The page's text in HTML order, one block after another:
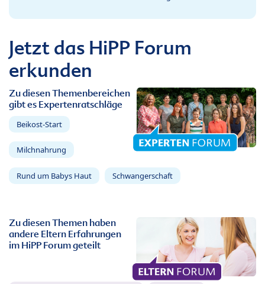
Jetzt das HiPP Forum
erkunden
Zu diesen Themenbereichen
gibt es Expertenratschläge
Beikost-Start
Milchnahrung
Rund um Babys Haut Schwangerschaft
Zu diesen Themen haben
andere Eltern Erfahrungen
im HiPP Forum geteilt